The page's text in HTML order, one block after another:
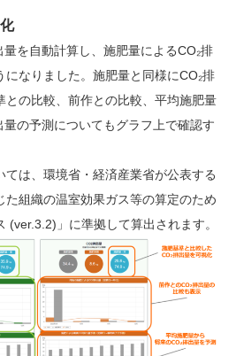
量を自動計算し、施肥量によるCO₂排
になりました。施肥量と同様にCO₂排
との比較、前作との比較、平均施肥量
の予測についてもグラフ上で確認す
ては、環境省・経済産業省が公表する
た組織の温室効果ガス等の算定のため
(ver.3.2)」に準拠して算出されます。